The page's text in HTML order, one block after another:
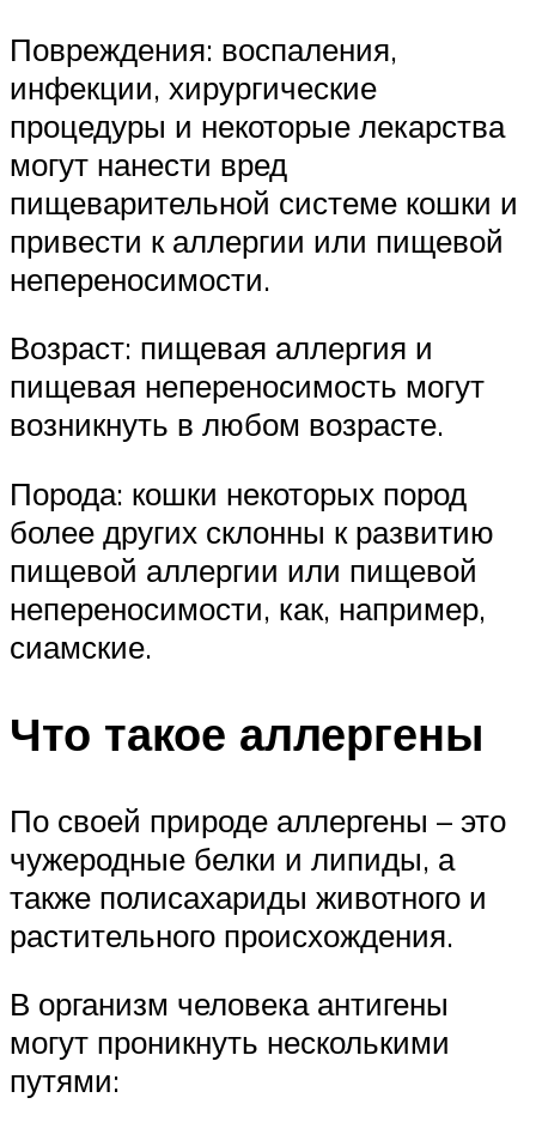
Повреждения: воспаления,
инфекции, хирургические
процедуры и некоторые лекарства
могут нанести вред
пищеварительной системе кошки и
привести к аллергии или пищевой
непереносимости.
Возраст: пищевая аллергия и
пищевая непереносимость могут
возникнуть в любом возрасте.
Порода: кошки некоторых пород
более других склонны к развитию
пищевой аллергии или пищевой
непереносимости, как, например,
сиамские.
Что такое аллергены
По своей природе аллергены – это
чужеродные белки и липиды, а
также полисахариды животного и
растительного происхождения.
В организм человека антигены
могут проникнуть несколькими
путями: